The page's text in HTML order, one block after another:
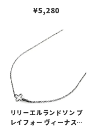
¥5,280
リリーエルランドソン プ
レイフォー ヴィーナスチ